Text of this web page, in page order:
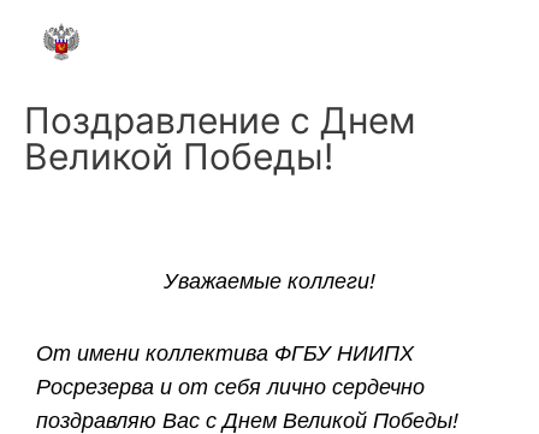
Поздравление с Днем
Великой Победы!
Уважаемые коллеги!
От имени коллектива ФГБУ НИИПХ
Росрезерва и от себя лично сердечно
поздравляю Вас с Днем Великой Победы!